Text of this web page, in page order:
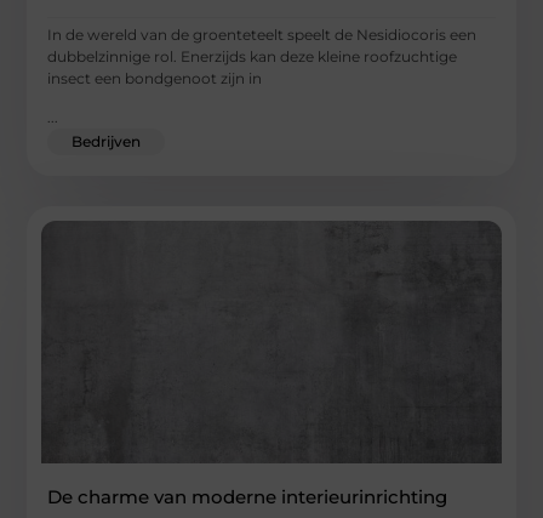
In de wereld van de groenteteelt speelt de Nesidiocoris een
dubbelzinnige rol. Enerzijds kan deze kleine roofzuchtige
insect een bondgenoot zijn in
...
Bedrijven
De charme van moderne interieurinrichting